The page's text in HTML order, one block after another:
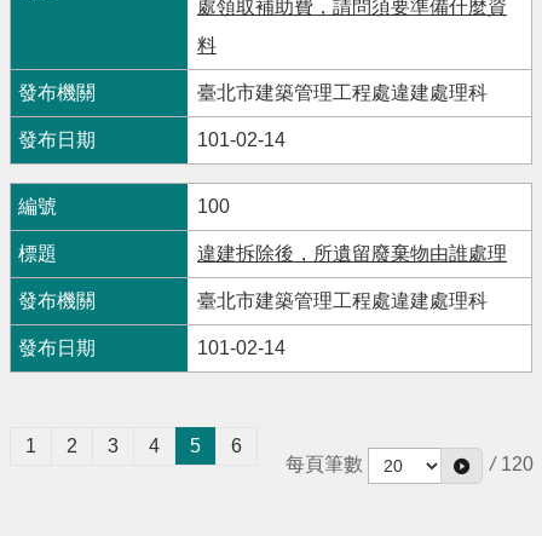
處領取補助費，請問須要準備什麼資
料
臺北市建築管理工程處違建處理科
101-02-14
100
違建拆除後，所遺留廢棄物由誰處理
臺北市建築管理工程處違建處理科
101-02-14
1 2 3 4 5
6
每頁筆數
/ 120